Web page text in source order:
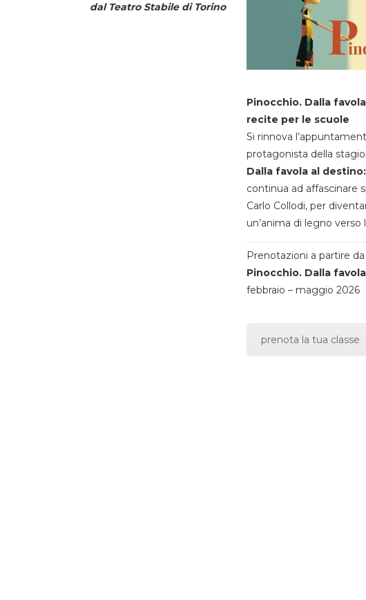
dal Teatro Stabile di Torino
Pinocchio. Dalla
recite per le scuole
Si rinnova
protagonista della
Dalla favola al destino:
continua ad affascinare
Carlo Collodi, per
un’anima di legno verso
Prenotazioni a partire
Pinocchio. Dalla
febbraio – maggio 2026
prenota la tua classe